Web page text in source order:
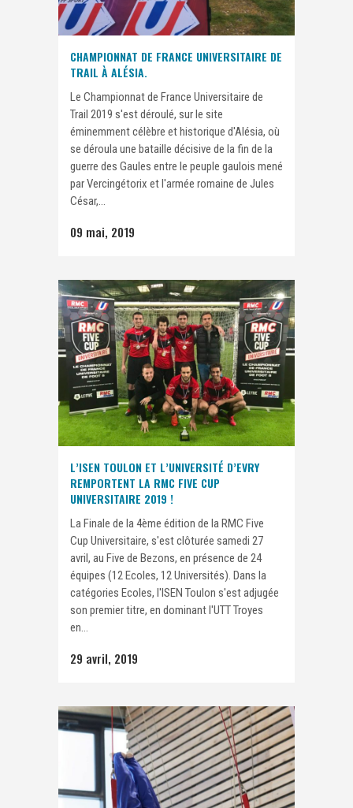
CHAMPIONNAT DE FRANCE UNIVERSITAIRE DE
TRAIL À ALÉSIA.
Le Championnat de France Universitaire de
Trail 2019 s'est déroulé, sur le site
éminemment célèbre et historique d'Alésia, où
se déroula une bataille décisive de la fin de la
guerre des Gaules entre le peuple gaulois mené
par Vercingétorix et l'armée romaine de Jules
César,...
09 mai, 2019
L’ISEN TOULON ET L’UNIVERSITÉ D’EVRY
REMPORTENT LA RMC FIVE CUP
UNIVERSITAIRE 2019 !
La Finale de la 4ème édition de la RMC Five
Cup Universitaire, s'est clôturée samedi 27
avril, au Five de Bezons, en présence de 24
équipes (12 Ecoles, 12 Universités). Dans la
catégories Ecoles, l'ISEN Toulon s'est adjugée
son premier titre, en dominant l'UTT Troyes
en...
29 avril, 2019